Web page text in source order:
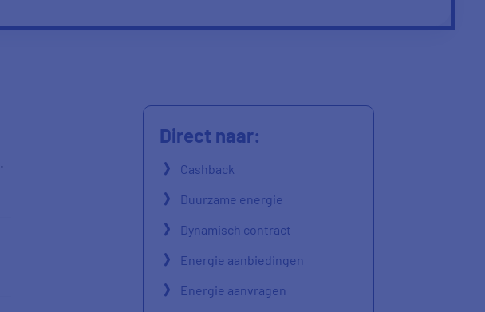
Direct naar:
Cashback
Duurzame energie
Dynamisch contract
Energie aanbiedingen
Energie aanvragen